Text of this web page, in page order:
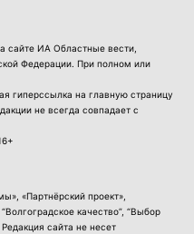
сайте ИА Областные вести,
Федерации. При полном или
гиперссылка на главную страницу
не всегда совпадает с
«Партнёрский проект»,
качество”, “Выбор
сайта не несет